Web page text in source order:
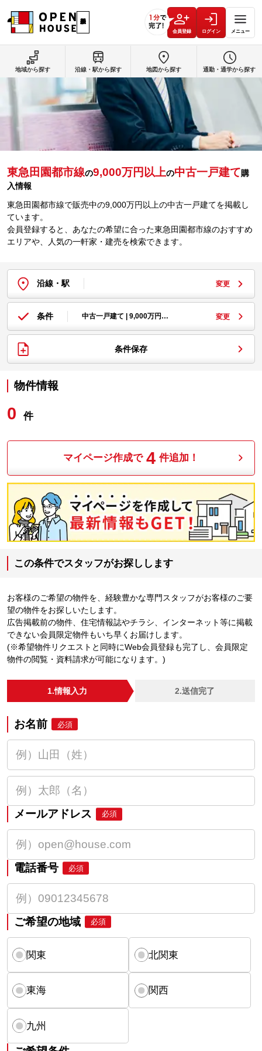
会員登録 ログイン メニュー
東急田園都市線の9,000万円以上の中古一戸建て購
入情報
東急田園都市線で販売中の9,000万円以上の中古一戸建てを掲載し
ています。
会員登録すると、あなたの希望に合った東急田園都市線のおすすめ
エリアや、人気の一軒家・建売を検索できます。
沿線・駅 変更
条件 中古一戸建て | 9,000万円… 変更
条件保存
物件情報
0 件
マイページ作成で 4 件追加！
この条件でスタッフがお探しします
お客様のご希望の物件を、経験豊かな専門スタッフがお客様のご要
望の物件をお探しいたします。
広告掲載前の物件、住宅情報誌やチラシ、インターネット等に掲載
できない会員限定物件もいち早くお届けします。
(※希望物件リクエストと同時にWeb会員登録も完了し、会員限定
物件の閲覧・資料請求が可能になります。)
1.情報入力 2.送信完了
お名前 必須
メールアドレス 必須
電話番号 必須
ご希望の地域 必須
関東 北関東
東海 関西
九州
地域から探す 沿線・駅から探す 地図から探す 通勤・通学から探す